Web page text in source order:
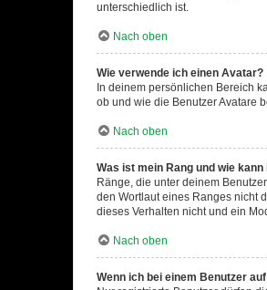
unterschiedlich ist.
Nach oben
Wie verwende ich einen Avatar?
In deinem persönlichen Bereich
ob und wie die Benutzer Avatare
Nach oben
Was ist mein Rang und wie
Ränge, die unter deinem
den Wortlaut eines Ranges nicht
dieses Verhalten nicht und ein
Nach oben
Wenn ich bei einem Benutzer